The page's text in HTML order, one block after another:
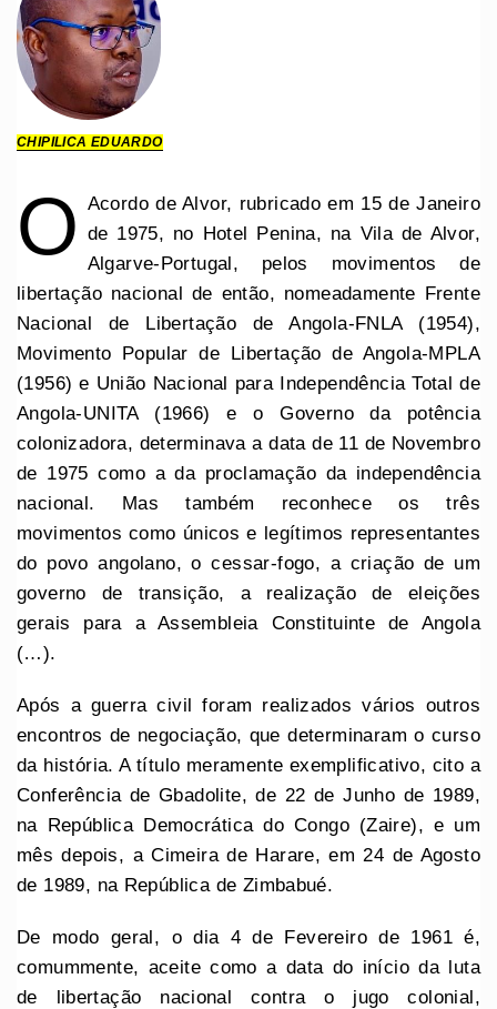
CHIPILICA EDUARDO
O Acordo de Alvor, rubricado em 15 de Janeiro
de 1975, no Hotel Penina, na Vila de Alvor,
Algarve-Portugal, pelos movimentos de
libertação nacional de então, nomeadamente Frente
Nacional de Libertação de Angola-FNLA (1954),
Movimento Popular de Libertação de Angola-MPLA
(1956) e União Nacional para Independência Total de
Angola-UNITA (1966) e o Governo da potência
colonizadora, determinava a data de 11 de Novembro
de 1975 como a da proclamação da independência
nacional. Mas também reconhece os três
movimentos como únicos e legítimos representantes
do povo angolano, o cessar-fogo, a criação de um
governo de transição, a realização de eleições
gerais para a Assembleia Constituinte de Angola
(…).
Após a guerra civil foram realizados vários outros
encontros de negociação, que determinaram o curso
da história. A título meramente exemplificativo, cito a
Conferência de Gbadolite, de 22 de Junho de 1989,
na República Democrática do Congo (Zaire), e um
mês depois, a Cimeira de Harare, em 24 de Agosto
de 1989, na República de Zimbabué.
De modo geral, o dia 4 de Fevereiro de 1961 é,
comummente, aceite como a data do início da luta
de libertação nacional contra o jugo colonial,